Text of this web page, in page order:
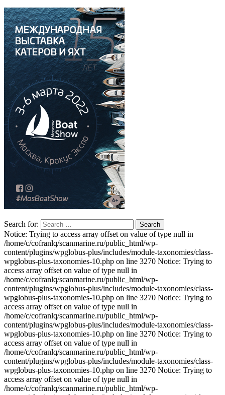
Search for:
Notice: Trying to access array offset on value of type null in /home/c/cofranlq/scanmarine.ru/public_html/wp-content/plugins/wpglobus-plus/includes/module-taxonomies/class-wpglobus-plus-taxonomies-10.php on line 3270 Notice: Trying to access array offset on value of type null in /home/c/cofranlq/scanmarine.ru/public_html/wp-content/plugins/wpglobus-plus/includes/module-taxonomies/class-wpglobus-plus-taxonomies-10.php on line 3270 Notice: Trying to access array offset on value of type null in /home/c/cofranlq/scanmarine.ru/public_html/wp-content/plugins/wpglobus-plus/includes/module-taxonomies/class-wpglobus-plus-taxonomies-10.php on line 3270 Notice: Trying to access array offset on value of type null in /home/c/cofranlq/scanmarine.ru/public_html/wp-content/plugins/wpglobus-plus/includes/module-taxonomies/class-wpglobus-plus-taxonomies-10.php on line 3270 Notice: Trying to access array offset on value of type null in /home/c/cofranlq/scanmarine.ru/public_html/wp-content/plugins/wpglobus-plus/includes/module-taxonomies/class-wpglobus-plus-taxonomies-10.php on line 3270 Notice: Trying to access array offset on value of type null in /home/c/cofranlq/scanmarine.ru/public_html/wp-content/plugins/wpglobus-plus/includes/module-taxonomies/class-wpglobus-plus-taxonomies-10.php on line 3270 Notice: Trying to access array offset on value of type null in /home/c/cofranlq/scanmarine.ru/public_html/wp-content/plugins/wpglobus-plus/includes/module-taxonomies/class-wpglobus-plus-taxonomies-10.php on line 3270 Notice: Trying to access array offset on value of type null in /home/c/cofranlq/scanmarine.ru/public_html/wp-content/plugins/wpglobus-plus/includes/module-taxonomies/class-wpglobus-plus-taxonomies-10.php on line 3270 Notice: Trying to access array offset on value of type null in /home/c/cofranlq/scanmarine.ru/public_html/wp-content/plugins/wpglobus-plus/includes/module-taxonomies/class-wpglobus-plus-taxonomies-10.php on line 3270 Notice: Trying to access array offset on value of type null in /home/c/cofranlq/scanmarine.ru/public_html/wp-content/plugins/wpglobus-plus/includes/module-taxonomies/class-wpglobus-plus-taxonomies-10.php on line 3270 Notice: Trying to access array offset on value of type null in /home/c/cofranlq/scanmarine.ru/public_html/wp-content/plugins/wpglobus-plus/includes/module-taxonomies/class-wpglobus-plus-taxonomies-10.php on line 3270 Notice: Trying to access array offset on value of type null in /home/c/cofranlq/scanmarine.ru/public_html/wp-content/plugins/wpglobus-plus/includes/module-taxonomies/class-wpglobus-plus-taxonomies-10.php on line 3270 Notice: Trying to access array offset on value of type null in /home/c/cofranlq/scanmarine.ru/public_html/wp-content/plugins/wpglobus-plus/includes/module-taxonomies/class-wpglobus-plus-taxonomies-10.php on line 3270 Notice: Trying to access array offset on value of type null in /home/c/cofranlq/scanmarine.ru/public_html/wp-content/plugins/wpglobus-plus/includes/module-taxonomies/class-wpglobus-plus-taxonomies-10.php on line 3270 Notice: Trying to access array offset on value of type null in /home/c/cofranlq/scanmarine.ru/public_html/wp-content/plugins/wpglobus-plus/includes/module-taxonomies/class-wpglobus-plus-taxonomies-10.php on line 3270 Notice: Trying to access array offset on value of type null in /home/c/cofranlq/scanmarine.ru/public_html/wp-content/plugins/wpglobus-plus/includes/module-taxonomies/class-wpglobus-plus-taxonomies-10.php on line 3270 Notice: Trying to access array offset on value of type null in /home/c/cofranlq/scanmarine.ru/public_html/wp-content/plugins/wpglobus-plus/includes/module-taxonomies/class-wpglobus-plus-taxonomies-10.php on line 3270 Notice: Trying to access array offset on value of type null in /home/c/cofranlq/scanmarine.ru/public_html/wp-content/plugins/wpglobus-plus/includes/module-taxonomies/class-wpglobus-plus-taxonomies-10.php on line 3270 Notice: Trying to access array offset on value of type null in /home/c/cofranlq/scanmarine.ru/public_html/wp-content/plugins/wpglobus-plus/includes/module-taxonomies/class-wpglobus-plus-taxonomies-10.php on line 3270 Notice: Trying to access array offset on value of type null in /home/c/cofranlq/scanmarine.ru/public_html/wp-content/plugins/wpglobus-plus/includes/module-taxonomies/class-wpglobus-plus-taxonomies-10.php on line 3270 Notice: Trying to access array offset on value of type null in /home/c/cofranlq/scanmarine.ru/public_html/wp-content/plugins/wpglobus-plus/includes/module-taxonomies/class-wpglobus-plus-taxonomies-10.php on line 3270 Notice: Trying to access array offset on value of type null in /home/c/cofranlq/scanmarine.ru/public_html/wp-content/plugins/wpglobus-plus/includes/module-taxonomies/class-wpglobus-plus-taxonomies-10.php on line 3270 Notice: Trying to access array offset on value of type null in /home/c/cofranlq/scanmarine.ru/public_html/wp-content/plugins/wpglobus-plus/includes/module-taxonomies/class-wpglobus-plus-taxonomies-10.php on line 3270 Notice: Trying to access array offset on value of type null in /home/c/cofranlq/scanmarine.ru/public_html/wp-content/plugins/wpglobus-plus/includes/module-taxonomies/class-wpglobus-plus-taxonomies-10.php on line 3270 Notice: Trying to access array offset on value of type null in /home/c/cofranlq/scanmarine.ru/public_html/wp-content/plugins/wpglobus-plus/includes/module-taxonomies/class-wpglobus-plus-taxonomies-10.php on line 3270 Notice: Trying to access array offset on value of type null in /home/c/cofranlq/scanmarine.ru/public_html/wp-content/plugins/wpglobus-plus/includes/module-taxonomies/class-wpglobus-plus-taxonomies-10.php on line 3270 Notice: Trying to access array offset on value of type null in /home/c/cofranlq/scanmarine.ru/public_html/wp-content/plugins/wpglobus-plus/includes/module-taxonomies/class-wpglobus-plus-taxonomies-10.php on line 3270 Notice: Trying to access array offset on value of type null in /home/c/cofranlq/scanmarine.ru/public_html/wp-content/plugins/wpglobus-plus/includes/module-taxonomies/class-wpglobus-plus-taxonomies-10.php on line 3270 Notice: Trying to access array offset on value of type null in /home/c/cofranlq/scanmarine.ru/public_html/wp-content/plugins/wpglobus-plus/includes/module-taxonomies/class-wpglobus-plus-taxonomies-10.php on line 3270 Notice: Trying to access array offset on value of type null in /home/c/cofranlq/scanmarine.ru/public_html/wp-content/plugins/wpglobus-plus/includes/module-taxonomies/class-wpglobus-plus-taxonomies-10.php on line 3270 Notice: Trying to access array offset on value of type null in /home/c/cofranlq/scanmarine.ru/public_html/wp-content/plugins/wpglobus-plus/includes/module-taxonomies/class-wpglobus-plus-taxonomies-10.php on line 3270 Notice: Trying to access array offset on value of type null in /home/c/cofranlq/scanmarine.ru/public_html/wp-content/plugins/wpglobus-plus/includes/module-taxonomies/class-wpglobus-plus-taxonomies-10.php on line 3270 Notice: Trying to access array offset on value of type null in /home/c/cofranlq/scanmarine.ru/public_html/wp-content/plugins/wpglobus-plus/includes/module-taxonomies/class-wpglobus-plus-taxonomies-10.php on line 3270 Notice: Trying to access array offset on value of type null in /home/c/cofranlq/scanmarine.ru/public_html/wp-content/plugins/wpglobus-plus/includes/module-taxonomies/class-wpglobus-plus-taxonomies-10.php on line 3270 Notice: Trying to access array offset on value of type null in /home/c/cofranlq/scanmarine.ru/public_html/wp-content/plugins/wpglobus-plus/includes/module-taxonomies/class-wpglobus-plus-taxonomies-10.php on line 3270 Notice: Trying to access array offset on value of type null in /home/c/cofranlq/scanmarine.ru/public_html/wp-content/plugins/wpglobus-plus/includes/module-taxonomies/class-wpglobus-plus-taxonomies-10.php on line 3270 Notice: Trying to access array offset on value of type null in /home/c/cofranlq/scanmarine.ru/public_html/wp-content/plugins/wpglobus-plus/includes/module-taxonomies/class-wpglobus-plus-taxonomies-10.php on line 3270 Notice: Trying to access array offset on value of type null in /home/c/cofranlq/scanmarine.ru/public_html/wp-content/plugins/wpglobus-plus/includes/module-taxonomies/class-wpglobus-plus-taxonomies-10.php on line 3270 Notice: Trying to access array offset on value of type null in /home/c/cofranlq/scanmarine.ru/public_html/wp-content/plugins/wpglobus-plus/includes/module-taxonomies/class-wpglobus-plus-taxonomies-10.php on line 3270 Notice: Trying to access array offset on value of type null in /home/c/cofranlq/scanmarine.ru/public_html/wp-content/plugins/wpglobus-plus/includes/module-taxonomies/class-wpglobus-plus-taxonomies-10.php on line 3270 Notice: Trying to access array offset on value of type null in /home/c/cofranlq/scanmarine.ru/public_html/wp-content/plugins/wpglobus-plus/includes/module-taxonomies/class-wpglobus-plus-taxonomies-10.php on line 3270 Notice: Trying to access array offset on value of type null in /home/c/cofranlq/scanmarine.ru/public_html/wp-content/plugins/wpglobus-plus/includes/module-taxonomies/class-wpglobus-plus-taxonomies-10.php on line 3270 Notice: Trying to access array offset on value of type null in /home/c/cofranlq/scanmarine.ru/public_html/wp-content/plugins/wpglobus-plus/includes/module-taxonomies/class-wpglobus-plus-taxonomies-10.php on line 3270 Notice: Trying to access array offset on value of type null in /home/c/cofranlq/scanmarine.ru/public_html/wp-content/plugins/wpglobus-plus/includes/module-taxonomies/class-wpglobus-plus-taxonomies-10.php on line 3270 Notice: Trying to access array offset on value of type null in /home/c/cofranlq/scanmarine.ru/public_html/wp-content/plugins/wpglobus-plus/includes/module-taxonomies/class-wpglobus-plus-taxonomies-10.php on line 3270 Notice: Trying to access array offset on value of type null in /home/c/cofranlq/scanmarine.ru/public_html/wp-content/plugins/wpglobus-plus/includes/module-taxonomies/class-wpglobus-plus-taxonomies-10.php on line 3270 Notice: Trying to